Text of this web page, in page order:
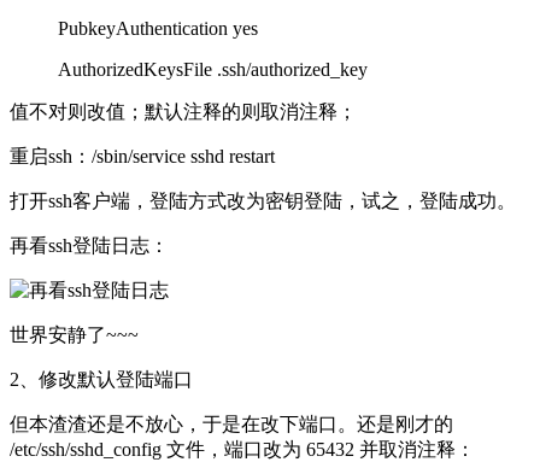
PubkeyAuthentication yes
AuthorizedKeysFile .ssh/authorized_key
值不对则改值；默认注释的则取消注释；
重启ssh：/sbin/service sshd restart
打开ssh客户端，登陆方式改为密钥登陆，试之，登陆成功。
再看ssh登陆日志：
世界安静了~~~
2、修改默认登陆端口
但本渣渣还是不放心，于是在改下端口。还是刚才的
/etc/ssh/sshd_config 文件，端口改为 65432 并取消注释：